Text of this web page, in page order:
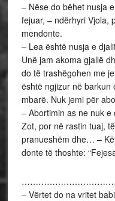
– Nëse do bëhet nusja
fejuar, – ndërhyri Vjola,
mendonte.
– Lea është nusja e
Unë jam akoma gjallë
do të trashëgohen me
është ngjizur në barkun
mbarë. Nuk jemi për
– Abortimin as ne nuk
Zot, por në rastin tuaj,
pranueshëm dhe… –
donte të thoshte:
– Vërtet do na vritet